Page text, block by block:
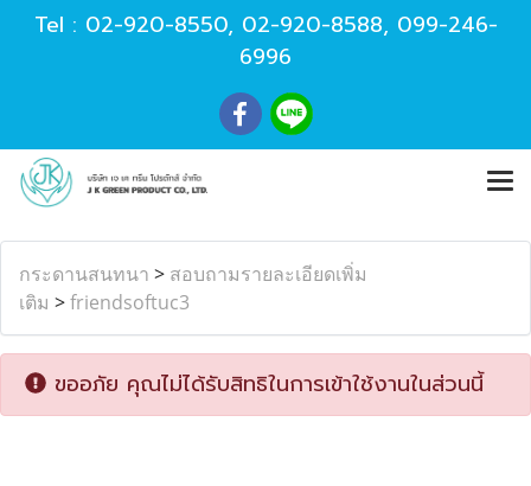
Tel : 02-920-8550, 02-920-8588, 099-246-
6996
กระดานสนทนา > สอบถามรายละเอียดเพิ่ม
เติม >friendsoftuc3
ขออภัย คุณไม่ได้รับสิทธิในการเข้าใช้งานในส่วนนี้